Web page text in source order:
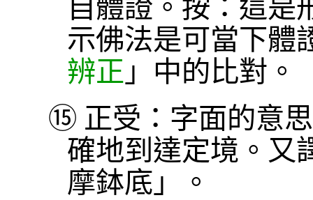
自體證。按：這是
示佛法是可當下體
辨正 」中的比對。
⑮ 正受：字面的意
確地到達定境。又
摩鉢底」。